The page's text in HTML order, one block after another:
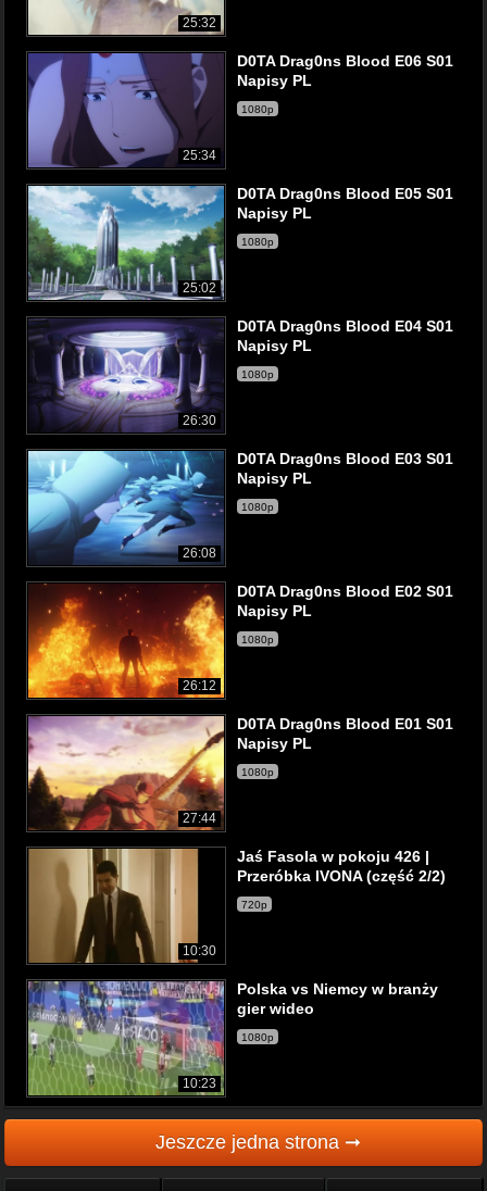
25:32
25:34
D0TA Drag0ns Blood E06 S01
Napisy PL
1080p
25:02
D0TA Drag0ns Blood E05 S01
Napisy PL
1080p
26:30
D0TA Drag0ns Blood E04 S01
Napisy PL
1080p
26:08
D0TA Drag0ns Blood E03 S01
Napisy PL
1080p
26:12
D0TA Drag0ns Blood E02 S01
Napisy PL
1080p
27:44
D0TA Drag0ns Blood E01 S01
Napisy PL
1080p
10:30
Jaś Fasola w pokoju 426 |
Przeróbka IVONA (część 2/2)
720p
10:23
Polska vs Niemcy w branży
gier wideo
1080p
Jeszcze jedna strona ➞